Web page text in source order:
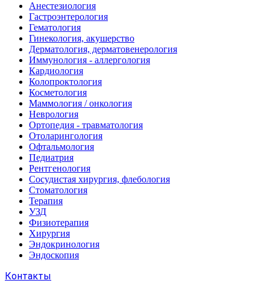
Анестезиология
Гастроэнтерология
Гематология
Гинекология, акушерство
Дерматология, дерматовенерология
Иммунология - аллергология
Кардиология
Колопроктология
Косметология
Маммология / онкология
Неврология
Ортопедия - травматология
Отоларингология
Офтальмология
Педиатрия
Рентгенология
Сосудистая хирургия, флебология
Стоматология
Терапия
УЗД
Физиотерапия
Хирургия
Эндокринология
Эндоскопия
Контакты